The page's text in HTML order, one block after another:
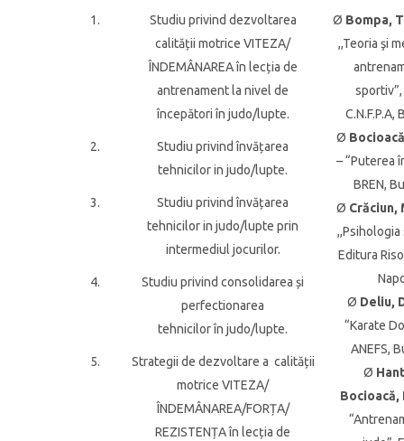
1.
Studiu privind dezvoltarea
calității motrice VITEZA/
ÎNDEMÂNAREA în lecția de
antrenament la nivel de
începători în judo/lupte.
Ø Bompa,
,,Teoria şi
C.N.F.P.A,
Ø
– “Puterea
BREN,
Ø Crăciun,
Editura
Ø Deliu,
“Karate
ANEFS,
Ø
Bocioacă,
2.
Studiu privind învățarea
tehnicilor in judo/lupte.
3.
Studiu privind învățarea
tehnicilor in judo/lupte prin
intermediul jocurilor.
4.
Studiu privind consolidarea și
perfectionarea
tehnicilor în judo/lupte.
5.
Strategii de dezvoltare a calității
motrice VITEZA/
ÎNDEMÂNAREA/FORȚA/
REZISTENȚA în lecția de